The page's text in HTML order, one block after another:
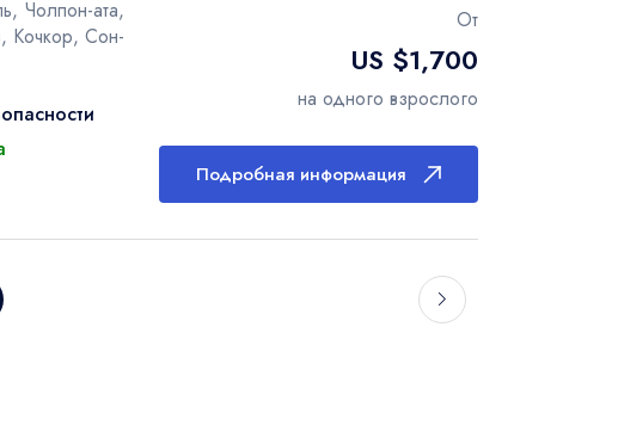
Чолпон-ата,
Кочкор, Сон-
От
US $1,700
на одного взрослого
Подробная информация